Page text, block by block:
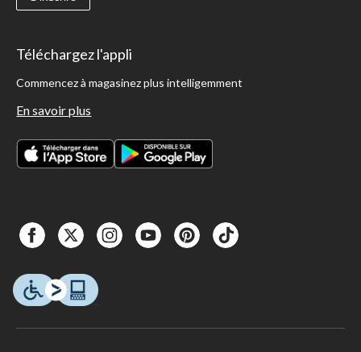
Téléchargez l'appli
Commencez à magasinez plus intelligemment
En savoir plus